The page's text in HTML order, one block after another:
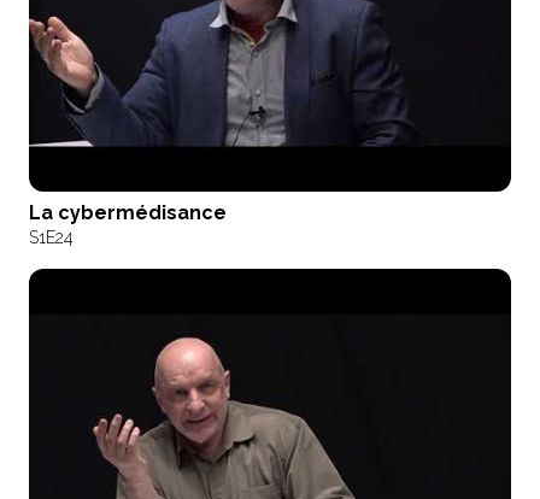
La cybermédisance
S1E24